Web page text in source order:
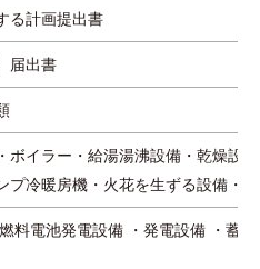
る計画提出書
届出書
ボイラー・給湯湯沸設備・乾燥設
プ冷暖房機・火花を生ずる設備・
料電池発電設備 ・発電設備 ・蓄